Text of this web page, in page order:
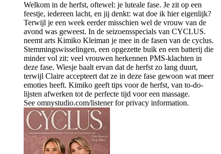
Welkom in de herfst, oftewel: je luteale fase. Je zit op een
feestje, iedereen lacht, en jij denkt: wat doe ik hier eigenlijk?
Terwijl je een week eerder misschien wel de vrouw van de
avond was geweest. In de seizoensspecials van CYCLUS.
neemt arts Kimiko Kleiman je mee in de fasen van de cyclus.
Stemmingswisselingen, een opgezette buik en een batterij die
minder vol zit: veel vrouwen herkennen PMS-klachten in
deze fase. Wiesje baalt ervan dat de herfst zo lang duurt,
terwijl Claire accepteert dat ze in deze fase gewoon wat meer
emoties heeft. Kimiko geeft tips voor de herfst, van to-do-
lijsten afwerken tot de perfecte tijd voor een massage.
See omnystudio.com/listener for privacy information.